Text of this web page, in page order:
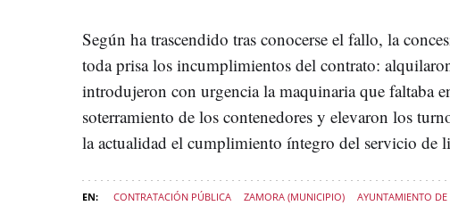
Según ha trascendido tras conocerse el fallo, la
toda prisa los incumplimientos del contrato:
introdujeron con urgencia la maquinaria que faltaba
soterramiento de los contenedores y elevaron los
la actualidad el cumplimiento íntegro del servicio de
CONTRATACIÓN PÚBLICA ZAMORA (MUNICIPIO) AYUNTAMIENTO